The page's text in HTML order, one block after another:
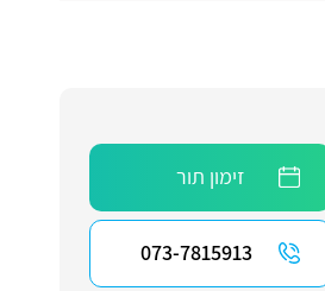
זימון תור
073-7815913